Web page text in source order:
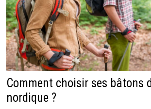
Comment choisir ses bâtons
nordique ?